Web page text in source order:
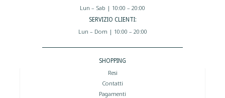
Lun – Sab | 10:00 – 20:00
SERVIZIO CLIENTI:
Lun – Dom | 10:00 – 20:00
SHOPPING
Resi
Contatti
Pagamenti